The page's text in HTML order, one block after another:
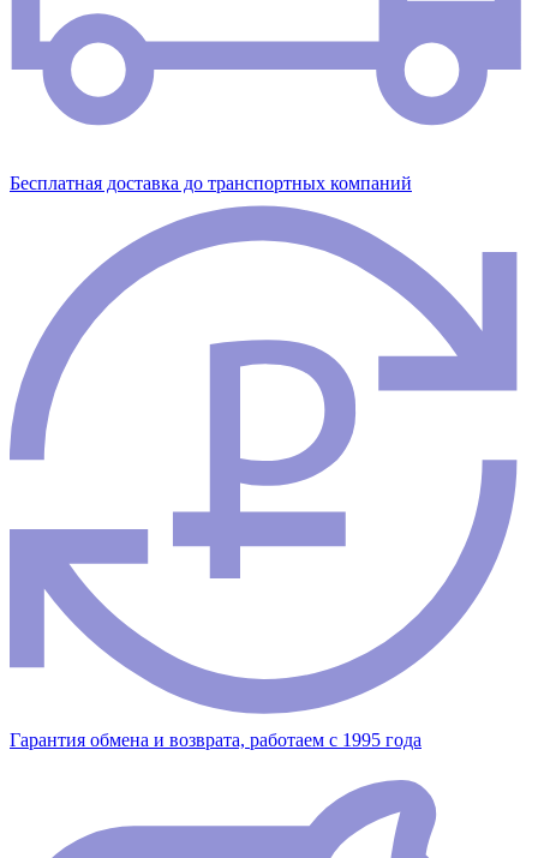
Бесплатная доставка до транспортных компаний
Гарантия обмена и возврата, работаем с 1995 года